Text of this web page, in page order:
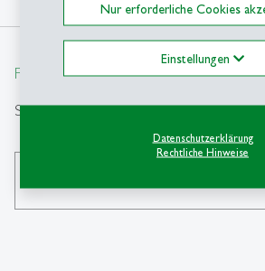
Nur erforderliche Cookies
Einstellungen
Datenschutzerklärung
Rechtliche Hinweise
From insight to impact.
Suche